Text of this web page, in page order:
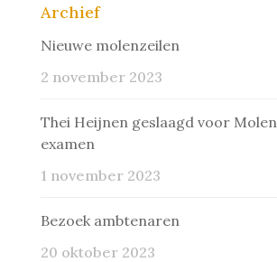
Archief
Nieuwe molenzeilen
2 november 2023
Thei Heijnen geslaagd voor
examen
1 november 2023
Bezoek ambtenaren
20 oktober 2023